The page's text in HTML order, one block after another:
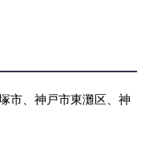
市、神戸市東灘区、神